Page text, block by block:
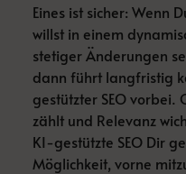
Eines ist sicher: Wenn
willst in einem
stetiger Änderungen
dann führt langfristig
gestützter SEO vorbei.
zählt und Relevanz
KI-gestützte SEO Dir
Möglichkeit, vorne